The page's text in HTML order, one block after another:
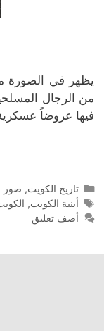
يظهر في الصورة
فيها عروضاً
التصنيفات
تاريخ الكويت, صور
الوسوم
أبنية الكويت,
أضف تعليق